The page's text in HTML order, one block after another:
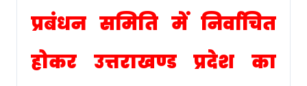
प्रबंधन समिति में निर्वाचित
होकर उत्तराखण्ड प्रदेश का